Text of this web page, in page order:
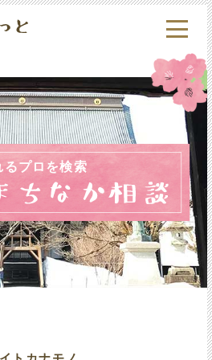
るプロを検索